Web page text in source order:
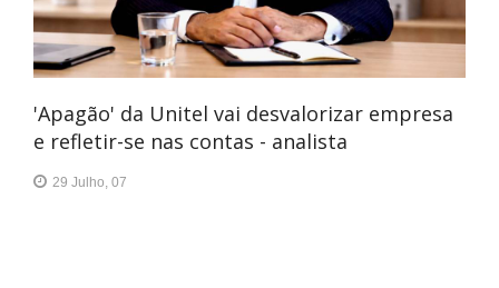
'Apagão' da Unitel vai desvalorizar empresa
e refletir-se nas contas - analista
29 Julho, 07